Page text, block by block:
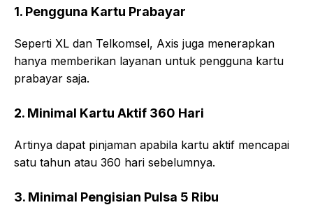
1. Pengguna Kartu Prabayar
Seperti XL dan Telkomsel, Axis juga menerapkan
hanya memberikan layanan untuk pengguna kartu
prabayar saja.
2. Minimal Kartu Aktif 360 Hari
Artinya dapat pinjaman apabila kartu aktif mencapai
satu tahun atau 360 hari sebelumnya.
3. Minimal Pengisian Pulsa 5 Ribu